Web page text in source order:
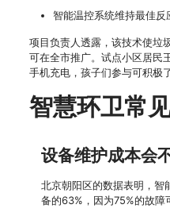
智能温控系统维持最佳反
项目负责人透露，该技术使垃
可在全市推广。试点小区居民
手机充电，孩子们参与可积极
智慧环卫常
设备维护成本会
北京朝阳区的数据表明，智
备的63%，因为75%的故障